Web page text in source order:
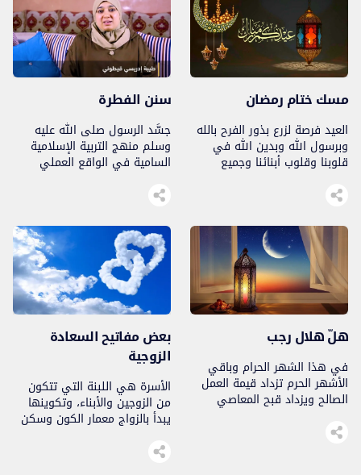
رَبَّهُم بِالْغَدَاةِ وَالْعَشِيِّ يُرِيدُونَ
وَجْهَهُ ۖ وَلَا تَعْدُ عَيْنَاكَ عَنْهُمْ تُرِيدُ
زِينَةَ الْحَيَاةِ الدُّنْيَا ۖ وَلَا تُطِعْ مَنْ
أَغْفَلْنَا قَلْبَهُ عَن […]
مسك ختام رمضان
العيد فرصة لزرع بذور الفرح بالله
وبرسول الله وبدين الله في
قلوبنا وقلوب أبنائنا وجميع
أن جعلنا من أمة حبيبه..
سنن الفطرة
جسَّد الرسول صلى الله عليه
وسلم منهج التربية الإسلامية
السامية في الواقع العملي
لحياته متمثلاً في سنن الفطرة،
من هنا كان للمحافظة على هذه
هلّ هلال رجب
في هذا الشهر الحرام وباقي
الأشهر الحرم تزداد قيمة العمل
الصالح ويزداد قبح المعاصي
القيام به، خصوصا أننا مقبلون
بعض مفاتيح السعادة
الزوجية
الأسرة هي اللبنة التي تتكون
من الزوجين والأبناء، وتكوينها
يبدأ بالزواج معمار الكون وسكن